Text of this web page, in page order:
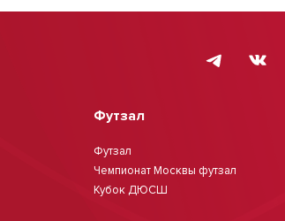
Футзал
Футзал
Чемпионат Москвы футзал
Кубок ДЮСШ